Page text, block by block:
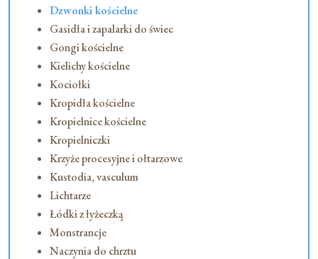
Dzwonki kościelne
Gasidła i zapalarki do świec
Gongi kościelne
Kielichy kościelne
Kociołki
Kropidła kościelne
Kropielnice kościelne
Kropielniczki
Krzyże procesyjne i ołtarzowe
Kustodia, vasculum
Lichtarze
Łódki z łyżeczką
Monstrancje
Naczynia do chrztu